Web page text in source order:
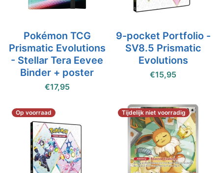
Pokémon TCG
Prismatic Evolutions
- Stellar Tera Eevee
Binder + poster
€17,95
9-pocket Portfolio -
SV8.5 Prismatic
Evolutions
€15,95
Op voorraad Tijdelijk niet voorradig